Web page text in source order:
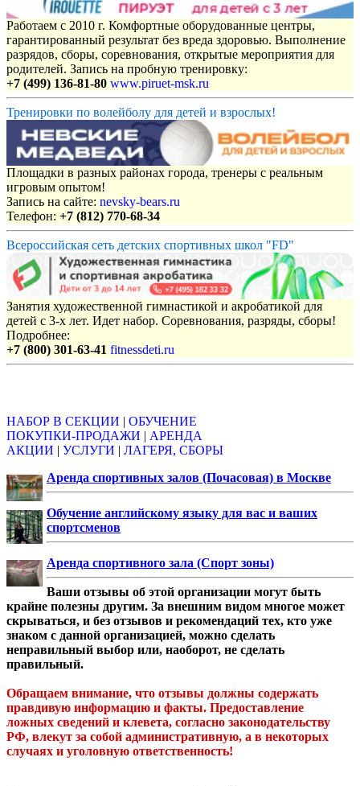
Работаем с 2010 г. Комфортные оборудованные центры,
гарантированный результат без вреда здоровью. Выполнение
разрядов, сборы, соревнования, открытые мероприятия для
родителей. Запись на пробную тренировку:
+7 (499) 136-81-80 www.piruet-msk.ru
Тренировки по волейболу для детей и взрослых!
Площадки в разных районах города, тренеры с реальным
игровым опытом!
Запись на сайте: nevsky-bears.ru
Телефон: +7 (812) 770-68-34
Всероссийская сеть детских спортивных школ "FD"
Занятия художественной гимнастикой и акробатикой для
детей с 3-х лет. Идет набор. Соревнования, разряды, сборы!
Подробнее:
+7 (800) 301-63-41 fitnessdeti.ru
НАБОР В СЕКЦИИ | ОБУЧЕНИЕ
ПОКУПКИ-ПРОДАЖИ | АРЕНДА
АКЦИИ | УСЛУГИ | ЛАГЕРЯ, СБОРЫ
Аренда спортивных залов (Почасовая) в Москве
Обучение английскому языку для вас и ваших
спортсменов
Аренда спортивного зала (Спорт зоны)
Ваши отзывы об этой организации могут быть
крайне полезны другим. За внешним видом многое может
скрываться, и без отзывов и рекомендаций тех, кто уже
знаком с данной организацией, можно сделать
неправильный выбор или, наоборот, не сделать
правильный.
Обращаем внимание, что отзывы должны содержать
правдивую информацию и факты. Предоставление
ложных сведений и клевета, согласно законодательству
РФ, влекут за собой административную, а в некоторых
случаях и уголовную ответственность!